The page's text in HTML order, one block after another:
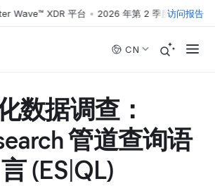
XDR 平台 • 2026 年第 2 季度 The访问报告
CN
数据调查：
管道查询语
言 (ES|QL)